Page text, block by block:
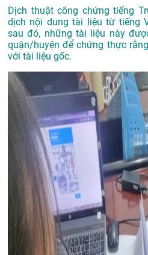
Dịch thuật công chứng tiếng
dịch nội dung tài liệu từ tiếng
sau đó, những tài liệu này
quận/huyện để chứng thực
với tài liệu gốc.